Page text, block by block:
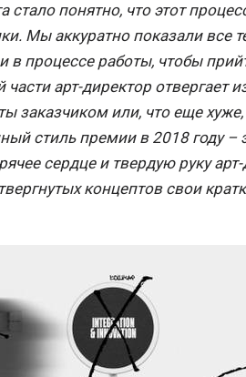
стало понятно, что этот
Мы аккуратно показали все
в процессе работы, чтобы
части арт-директор
заказчиком или, что еще
стиль премии в 2018 году –
сердце и твердую руку
концептов свои